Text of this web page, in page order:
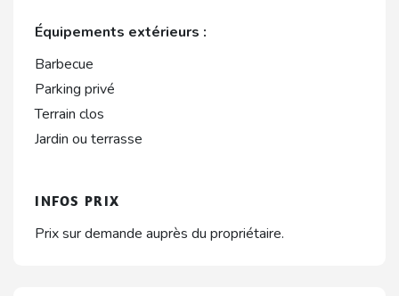
Équipements extérieurs :
Barbecue
Parking privé
Terrain clos
Jardin ou terrasse
INFOS PRIX
Prix sur demande auprès du propriétaire.